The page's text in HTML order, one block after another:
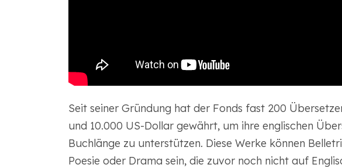
Seit seiner Gründung hat der Fonds fast 200
und 10.000 US-Dollar gewährt, um ihre englischen
Buchlänge zu unterstützen. Diese Werke können
Poesie oder Drama sein, die zuvor noch nicht auf